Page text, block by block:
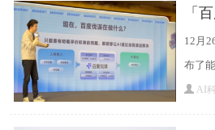
「
12月
布了
AI